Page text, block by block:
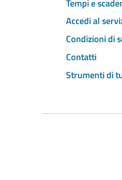
Tempi e
Accedi al
Condizioni di
Contatti
Strumenti di